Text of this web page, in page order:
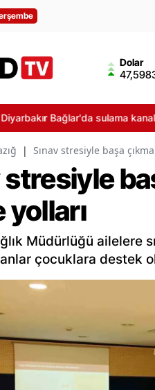
Dolar
sulama kanalına giren
| Sınav stresiyle başa
stresiyle
yolları
Müdürlüğü ailelere
çocuklara destek